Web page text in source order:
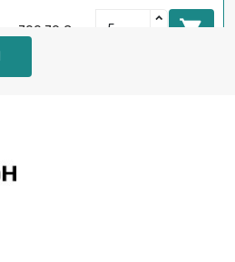
700,79 € 